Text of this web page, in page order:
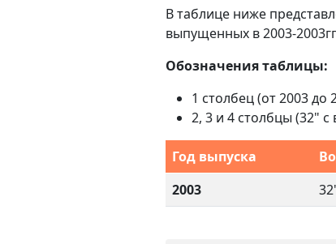
В таблице ниже
выпущенных в 2003-
Обозначения таблицы:
1 столбец (от 2003 до
2, 3 и 4 столбцы (32"
Год выпуска
2003